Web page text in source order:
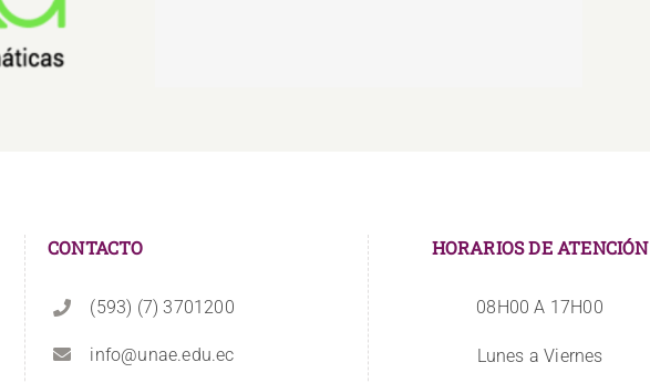
CONTACTO
(593) (7) 3701200
info@unae.edu.ec
HORARIOS DE ATENCIÓN
08H00 A 17H00
Lunes a Viernes